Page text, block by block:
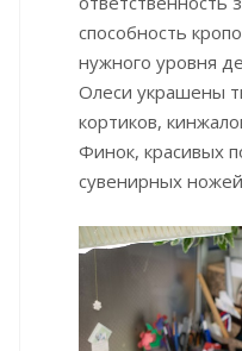
способность
нужного уровня
Олеси украшены
кортиков,
Финок, красивых
сувенирных